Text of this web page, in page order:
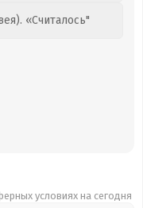
«Считалось"
условиях на сегодня